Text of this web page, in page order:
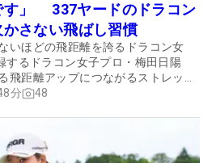
す」 337ヤードのドラコン
さない飛ばし習慣
いほどの飛距離を誇るドラコン女
するドラコン女子プロ・梅田日陽
飛距離アップにつながるストレッチ
分 48